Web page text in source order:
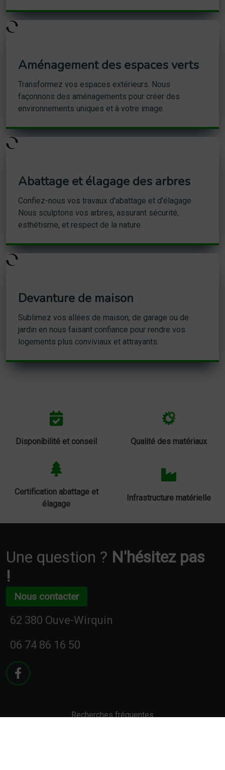
Aménagement des espaces verts
Transformez vos espaces extérieurs. Nous
façonnons des aménagements pour créer des
environnements uniques et à votre image.
Abattage et élagage des arbres
Confiez-nous vos travaux d'abattage et d'élagage.
Nous sculptons vos arbres, assurant sécurité,
esthétisme, et respect de la nature.
Devanture de maison
Sublimez vos allées de maison, de garage ou de
jardin en nous faisant confiance pour rendre vos
logements plus conviviaux et attrayants.
Disponibilité et conseil Qualité des matériaux
Certification abattage et
élagage
Infrastructure matérielle
Une question ? N'hésitez pas
!
Nous contacter
62 380 Ouve-Wirquin
06 74 86 16 50
Recherches fréquentes